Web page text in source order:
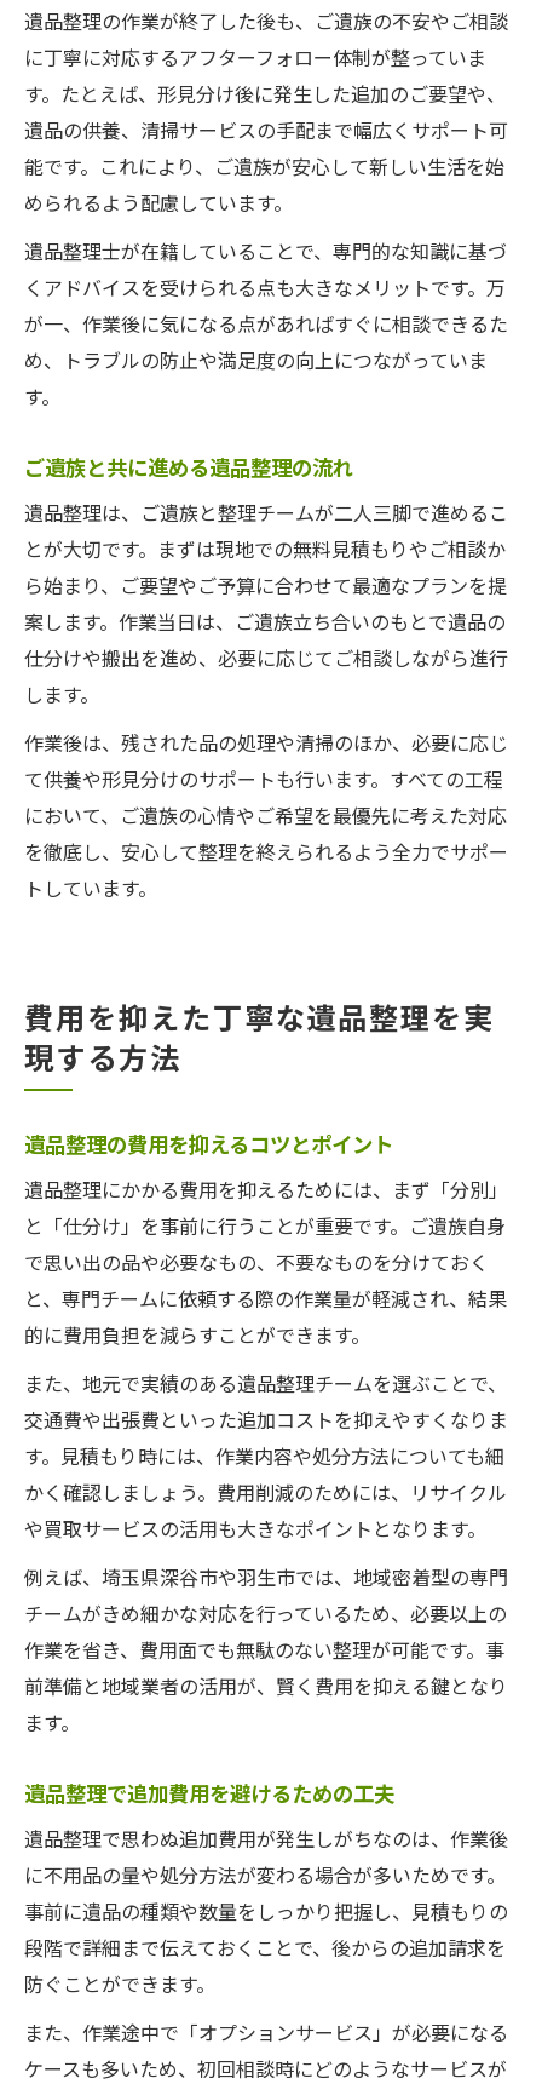
遺品整理の作業が終了した後も、ご遺族の不安やご相談
に丁寧に対応するアフターフォロー体制が整っていま
す。たとえば、形見分け後に発生した追加のご要望や、
遺品の供養、清掃サービスの手配まで幅広くサポート可
能です。これにより、ご遺族が安心して新しい生活を始
められるよう配慮しています。
遺品整理士が在籍していることで、専門的な知識に基づ
くアドバイスを受けられる点も大きなメリットです。万
が一、作業後に気になる点があればすぐに相談できるた
め、トラブルの防止や満足度の向上につながっていま
す。
ご遺族と共に進める遺品整理の流れ
遺品整理は、ご遺族と整理チームが二人三脚で進めるこ
とが大切です。まずは現地での無料見積もりやご相談か
ら始まり、ご要望やご予算に合わせて最適なプランを提
案します。作業当日は、ご遺族立ち合いのもとで遺品の
仕分けや搬出を進め、必要に応じてご相談しながら進行
します。
作業後は、残された品の処理や清掃のほか、必要に応じ
て供養や形見分けのサポートも行います。すべての工程
において、ご遺族の心情やご希望を最優先に考えた対応
を徹底し、安心して整理を終えられるよう全力でサポー
トしています。
費用を抑えた丁寧な遺品整理を実
現する方法
遺品整理の費用を抑えるコツとポイント
遺品整理にかかる費用を抑えるためには、まず「分別」
と「仕分け」を事前に行うことが重要です。ご遺族自身
で思い出の品や必要なもの、不要なものを分けておく
と、専門チームに依頼する際の作業量が軽減され、結果
的に費用負担を減らすことができます。
また、地元で実績のある遺品整理チームを選ぶことで、
交通費や出張費といった追加コストを抑えやすくなりま
す。見積もり時には、作業内容や処分方法についても細
かく確認しましょう。費用削減のためには、リサイクル
や買取サービスの活用も大きなポイントとなります。
例えば、埼玉県深谷市や羽生市では、地域密着型の専門
チームがきめ細かな対応を行っているため、必要以上の
作業を省き、費用面でも無駄のない整理が可能です。事
前準備と地域業者の活用が、賢く費用を抑える鍵となり
ます。
遺品整理で追加費用を避けるための工夫
遺品整理で思わぬ追加費用が発生しがちなのは、作業後
に不用品の量や処分方法が変わる場合が多いためです。
事前に遺品の種類や数量をしっかり把握し、見積もりの
段階で詳細まで伝えておくことで、後からの追加請求を
防ぐことができます。
また、作業途中で「オプションサービス」が必要になる
ケースも多いため、初回相談時にどのようなサービスが